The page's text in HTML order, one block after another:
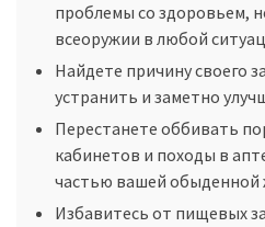
проблемы со здоровьем,
всеоружии в любой
Найдете причину своего
устранить и заметно
Перестанете оббивать
кабинетов и походы в
частью вашей обыденной
Избавитесь от пищевых